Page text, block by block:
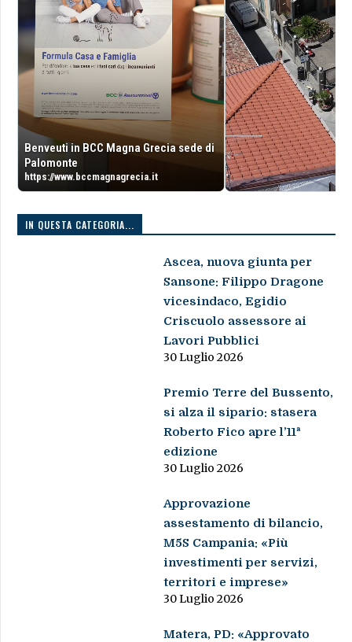
Benveuti in BCC Magna Grecia sede di
Palomonte
https://www.bccmagnagrecia.it
IN QUESTA CATEGORIA...
Ascea, nuova giunta per
Sansone: Filippo Dragone
vicesindaco, Egidio
Criscuolo assessore ai
Lavori Pubblici
30 Luglio 2026
Premio Terre del Bussento,
si alza il sipario: stasera
Roberto Fico apre l’11ª
edizione
30 Luglio 2026
Approvazione
assestamento di bilancio,
M5S Campania: «Più
investimenti per servizi,
territori e imprese»
30 Luglio 2026
Matera, PD: «Approvato